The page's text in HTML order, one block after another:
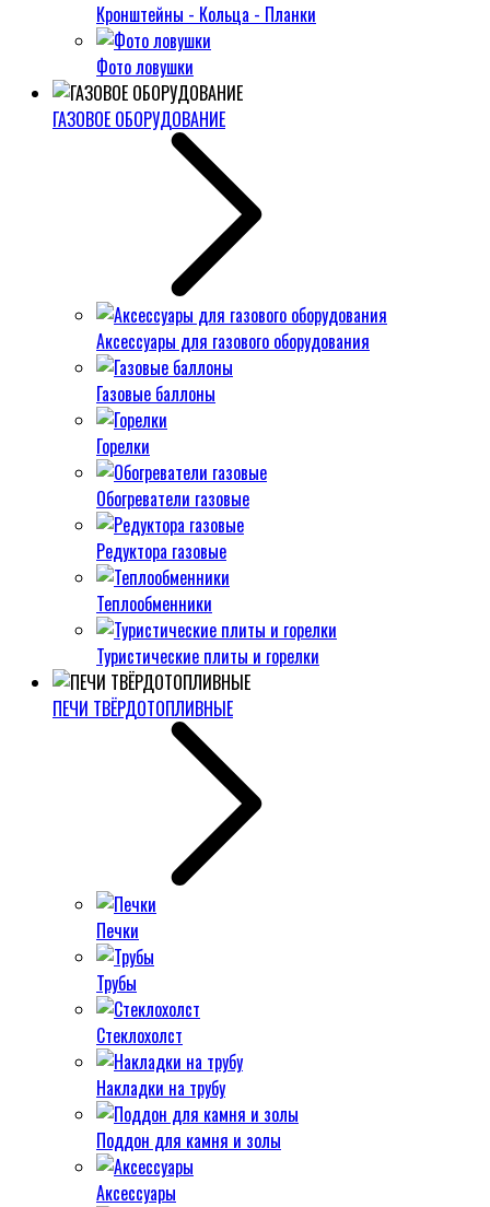
Кронштейны - Кольца - Планки
Фото ловушки
ГАЗОВОЕ ОБОРУДОВАНИЕ
Аксессуары для газового оборудования
Газовые баллоны
Горелки
Обогреватели газовые
Редуктора газовые
Теплообменники
Туристические плиты и горелки
ПЕЧИ ТВЁРДОТОПЛИВНЫЕ
Печки
Трубы
Стеклохолст
Накладки на трубу
Поддон для камня и золы
Аксессуары